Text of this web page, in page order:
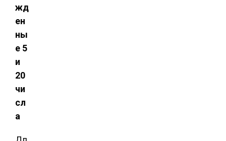
жд
ен
ны
е 5
и
20
чи
сл
а